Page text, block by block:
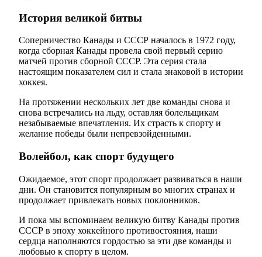
История великой битвы
Соперничество Канады и СССР началось в 1972 году,
когда сборная Канады провела свой первый серию
матчей против сборной СССР. Эта серия стала
настоящим показателем сил и стала знаковой в истории
хоккея.
На протяжении нескольких лет две команды снова и
снова встречались на льду, оставляя болельщикам
незабываемые впечатления. Их страсть к спорту и
желание победы были непревзойденными.
Волейбол, как спорт будущего
Ожидаемое, этот спорт продолжает развиваться в наши
дни. Он становится популярным во многих странах и
продолжает привлекать новых поклонников.
И пока мы вспоминаем великую битву Канады против
СССР в эпоху хоккейного противостояния, наши
сердца наполняются гордостью за эти две команды и
любовью к спорту в целом.